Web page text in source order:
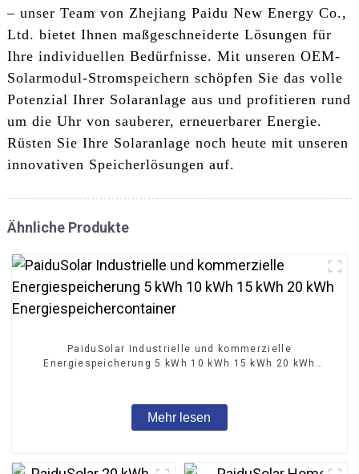
– unser Team von Zhejiang Paidu New Energy Co.,
Ltd. bietet Ihnen maßgeschneiderte Lösungen für
Ihre individuellen Bedürfnisse. Mit unseren OEM-
Solarmodul-Stromspeichern schöpfen Sie das volle
Potenzial Ihrer Solaranlage aus und profitieren rund
um die Uhr von sauberer, erneuerbarer Energie.
Rüsten Sie Ihre Solaranlage noch heute mit unseren
innovativen Speicherlösungen auf.
Ähnliche Produkte
PaiduSolar Industrielle und kommerzielle
Energiespeicherung 5 kWh 10 kWh 15 kWh 20 kWh
Mehr lesen